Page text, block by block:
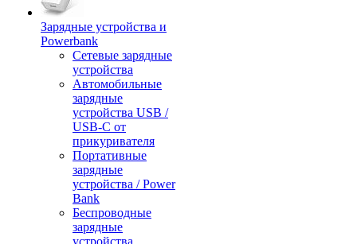
Зарядные устройства и
Powerbank
Сетевые зарядные
устройства
Автомобильные
зарядные
устройства USB /
USB-C от
прикуривателя
Портативные
зарядные
устройства / Power
Bank
Беспроводные
зарядные
устройства